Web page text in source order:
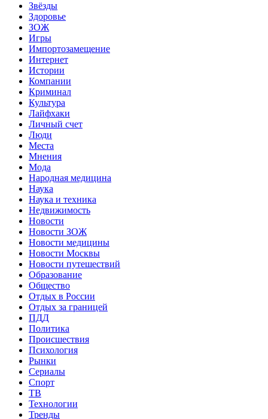
Звёзды
Здоровье
ЗОЖ
Игры
Импортозамещение
Интернет
Истории
Компании
Криминал
Культура
Лайфхаки
Личный счет
Люди
Места
Мнения
Мода
Народная медицина
Наука
Наука и техника
Недвижимость
Новости
Новости ЗОЖ
Новости медицины
Новости Москвы
Новости путешествий
Образование
Общество
Отдых в России
Отдых за границей
ПДД
Политика
Происшествия
Психология
Рынки
Сериалы
Спорт
ТВ
Технологии
Тренды